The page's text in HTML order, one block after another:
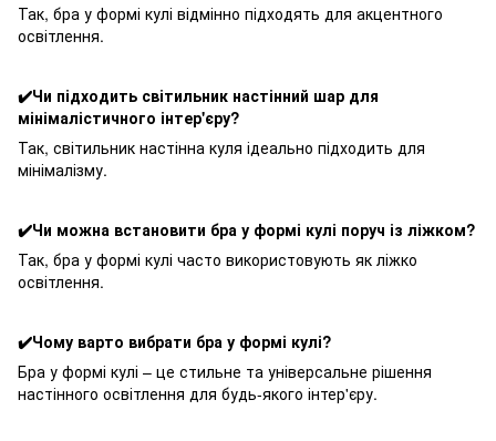
Так, бра у формі кулі відмінно підходять для акцентного
освітлення.
✔️Чи підходить світильник настінний шар для
мінімалістичного інтер'єру?
Так, світильник настінна куля ідеально підходить для
мінімалізму.
✔️Чи можна встановити бра у формі кулі поруч із ліжком?
Так, бра у формі кулі часто використовують як ліжко
освітлення.
✔️Чому варто вибрати бра у формі кулі?
Бра у формі кулі – це стильне та універсальне рішення
настінного освітлення для будь-якого інтер'єру.